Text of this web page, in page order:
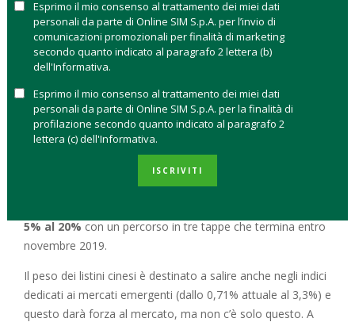
La mossa di Morgan Stanley potrebbe essere presto emulata
nella portata dagli altri gestori attivi dopo la decisione di
– la società che costruisce e regola i principali benchmark di
riferimento azionari su cui si misurano i gestori – di
quadruplicare l’esposizione dell’indice dei mercati
emergentialle società quotate nella Cina continentale. Per i
gestori passivi, invece, l’adeguamento all’indice è previsto
riferimento dei mercati. Nel programma lanciato da MSCI,
infatti, il peso delle azioni di classe A quotate sulle piazze di
5% al 20% con un percorso in tre tappe che termina entro
novembre 2019.
Il peso dei listini cinesi è destinato a salire anche negli indici
dedicati ai mercati emergenti (dallo 0,71% attuale al 3,3%) e
questo darà forza al mercato, ma non c’è solo questo. A
Esprimo il mio consenso al trattamento dei miei dati
personali da parte di Online SIM S.p.A. per l’invio di
comunicazioni promozionali per finalità di marketing
secondo quanto indicato al paragrafo 2 lettera (b)
dell'Informativa.
Esprimo il mio consenso al trattamento dei miei dati
personali da parte di Online SIM S.p.A. per la finalità di
profilazione secondo quanto indicato al paragrafo 2
lettera (c) dell'Informativa.
ISCRIVITI